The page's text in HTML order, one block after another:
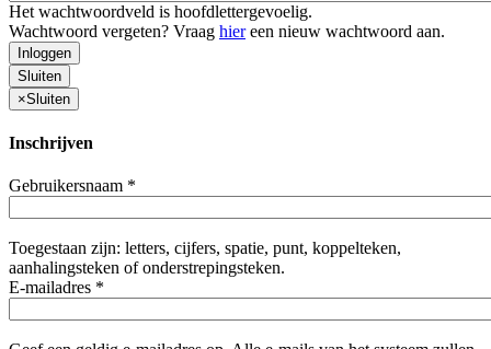
Het wachtwoordveld is hoofdlettergevoelig.
Wachtwoord vergeten? Vraag hiereen nieuw wachtwoord aan.
Inloggen
Sluiten
×Sluiten
Inschrijven
Gebruikersnaam *
Toegestaan zijn: letters, cijfers, spatie, punt, koppelteken,
aanhalingsteken of onderstrepingsteken.
E-mailadres *